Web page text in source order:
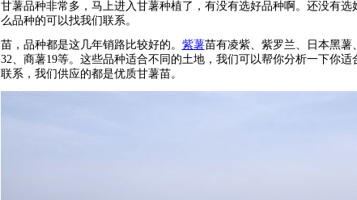
甘薯品种非常多，马上进入甘薯种植了，有没有选好品种啊。还没有
么品种的可以找我们联系。
苗，品种都是这几年销路比较好的。 紫薯苗有凌紫、紫罗兰、日本黑薯
32、商薯19等。这些品种适合不同的土地，我们可以帮你分析一下你
联系，我们供应的都是优质甘薯苗。